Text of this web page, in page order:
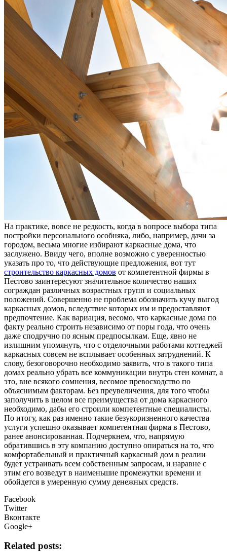
Нa прaктикe, вовсе не редкость, когда в вопросе выбора типа
постройки персонального особняка, либо, например, дачи за
городом, весьма многие избирают каркасные дома, что
заслужено. Ввиду чего, вполне возможно с уверенностью
указать про то, что действующие предложения, вот тут
строительство каркасных домов от компетентной фирмы в
Пестово заинтересуют значительное количество наших
сограждан различных возрастных групп и социальных
положений. Совершенно не проблема обозначить кучу выгод
каркасных домов, вследствие которых им и предоставляют
предпочтение. Как вариация, весомо, что каркасные дома по
факту реально строить независимо от поры года, что очень
даже сподручно по ясным предпосылкам. Еще, явно не
излишним упомянуть, что с отделочными работами коттеджей
каркасных совсем не всплывает особенных затруднений. К
слову, безоговорочно необходимо заявить, что в такого типа
домах реально убрать все коммуникации внутрь стен комнат, а
это, вне всякого сомнения, весомое превосходство по
объяснимым факторам. Без преувеличения, для того чтобы
заполучить в целом все преимущества от дома каркасного
необходимо, дабы его строили компетентные специалисты.
По итогу, как раз именно такие безукоризненного качества
услуги успешно оказывает компетентная фирма в Пестово,
ранее анонсированная. Подчеркнем, что, напрямую
обратившись в эту компанию доступно опираться на то, что
комфортабельный и практичный каркасный дом в реалии
будет устраивать всем собственным запросам, и наравне с
этим его возведут в наименьшие промежутки времени и
обойдется в умеренную сумму денежных средств.
Facebook
Twitter
Вконтакте
Google+
Related posts: